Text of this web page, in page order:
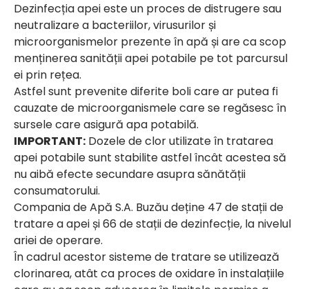
Dezinfecția apei este un proces de distrugere sau
neutralizare a bacteriilor, virusurilor și
microorganismelor prezente în apă și are ca scop
menținerea sanității apei potabile pe tot parcursul
ei prin rețea.
Astfel sunt prevenite diferite boli care ar putea fi
cauzate de microorganismele care se regăsesc în
sursele care asigură apa potabilă.
IMPORTANT: Dozele de clor utilizate în tratarea
apei potabile sunt stabilite astfel încât acestea să
nu aibă efecte secundare asupra sănătății
consumatorului.
Compania de Apă S.A. Buzău deține 47 de stații de
tratare a apei și 66 de stații de dezinfecție, la nivelul
ariei de operare.
În cadrul acestor sisteme de tratare se utilizează
clorinarea, atât ca proces de oxidare în instalațiile